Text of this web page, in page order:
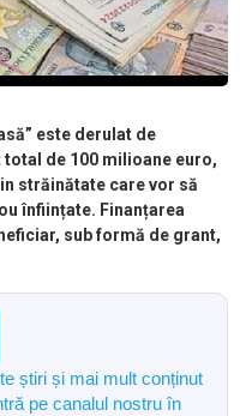
este derulat de
de 100 milioane euro,
străinătate care vor să
înființate. Finanțarea
sub formă de grant,
știri și mai mult conținut
pe canalul nostru în